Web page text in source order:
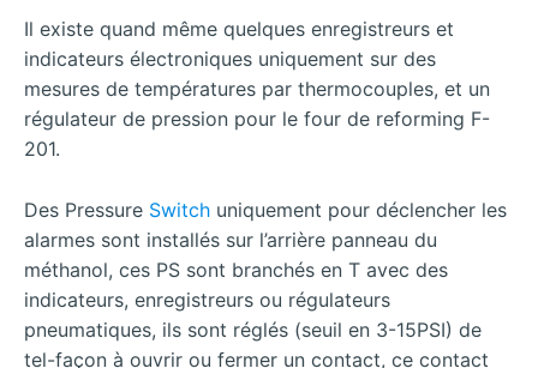
Il existe quand même quelques enregistreurs et
indicateurs électroniques uniquement sur des
mesures de températures par thermocouples, et un
régulateur de pression pour le four de reforming F-
201.
Des Pressure Switch uniquement pour déclencher les
alarmes sont installés sur l’arrière panneau du
méthanol, ces PS sont branchés en T avec des
indicateurs, enregistreurs ou régulateurs
pneumatiques, ils sont réglés (seuil en 3-15PSI) de
tel-façon à ouvrir ou fermer un contact, ce contact